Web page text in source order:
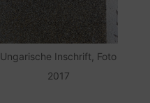
Ungarische Inschrift, Foto
2017